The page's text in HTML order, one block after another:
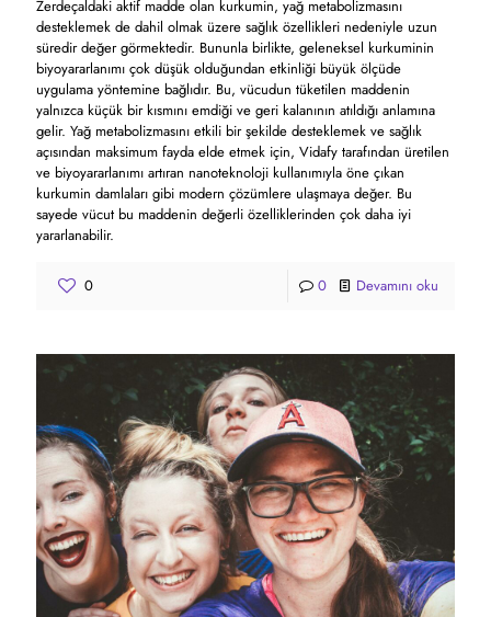
Zerdeçaldaki aktif madde olan kurkumin, yağ metabolizmasını
desteklemek de dahil olmak üzere sağlık özellikleri nedeniyle uzun
süredir değer görmektedir. Bununla birlikte, geleneksel kurkuminin
biyoyararlanımı çok düşük olduğundan etkinliği büyük ölçüde
uygulama yöntemine bağlıdır. Bu, vücudun tüketilen maddenin
yalnızca küçük bir kısmını emdiği ve geri kalanının atıldığı anlamına
gelir. Yağ metabolizmasını etkili bir şekilde desteklemek ve sağlık
açısından maksimum fayda elde etmek için, Vidafy tarafından üretilen
ve biyoyararlanımı artıran nanoteknoloji kullanımıyla öne çıkan
kurkumin damlaları gibi modern çözümlere ulaşmaya değer. Bu
sayede vücut bu maddenin değerli özelliklerinden çok daha iyi
yararlanabilir.
0 0 Devamını oku